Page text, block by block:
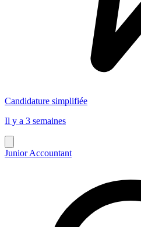
Candidature simplifiée
Il y a 3 semaines
Junior Accountant